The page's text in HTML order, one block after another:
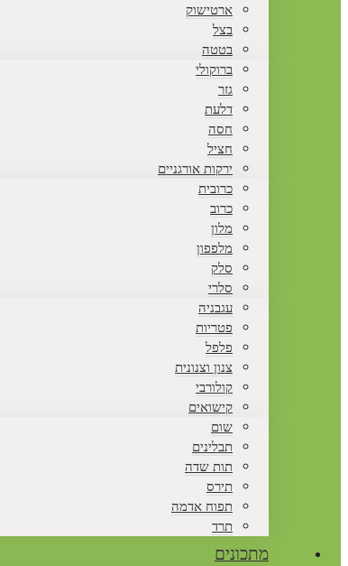
ארטישוק
בצל
בטטה
ברוקולי
גזר
דלעת
חסה
חציל
ירקות אורגניים
כרובית
כרוב
מלון
מלפפון
סלק
סלרי
עגבניה
פטריות
פלפל
צנון וצנונית
קולורבי
קישואים
שום
תבלינים
תות שדה
תירס
תפוח אדמה
תרד
מתכונים